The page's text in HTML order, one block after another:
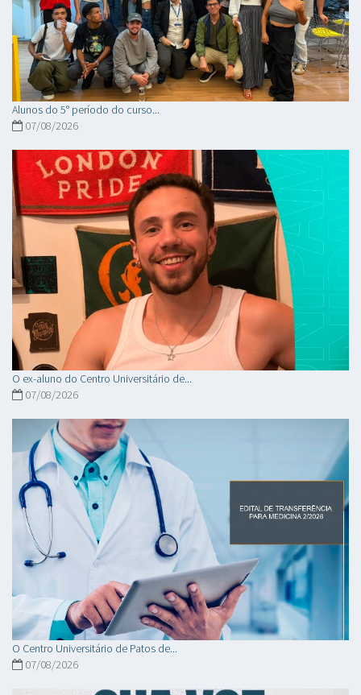
Alunos do 5° período do curso...
07/08/2026
O ex-aluno do Centro Universitário de...
07/08/2026
O Centro Universitário de Patos de...
07/08/2026